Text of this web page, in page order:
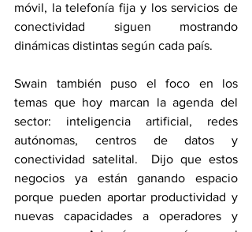
móvil, la telefonía fija y los servicios de
conectividad siguen mostrando
dinámicas distintas según cada país.
Swain también puso el foco en los
temas que hoy marcan la agenda del
sector: inteligencia artificial, redes
autónomas, centros de datos y
conectividad satelital.  Dijo que estos
negocios ya están ganando espacio
porque pueden aportar productividad y
nuevas capacidades a operadores y